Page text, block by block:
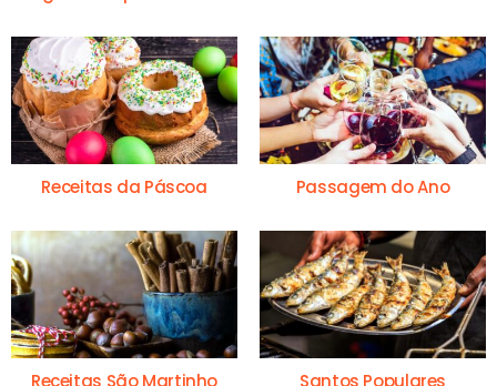
Receitas da Páscoa Passagem do Ano
Receitas São Martinho Santos Populares